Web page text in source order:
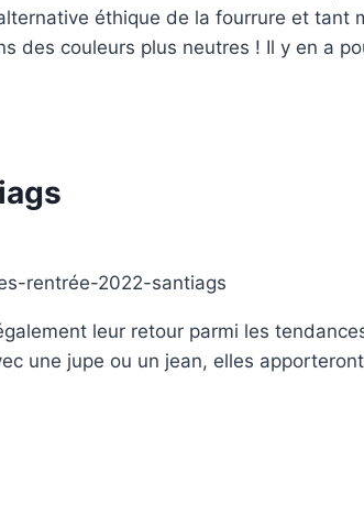
éthique de la fourrure et tant
des couleurs plus neutres ! Il y en a
leur retour parmi les
une jupe ou un jean, elles